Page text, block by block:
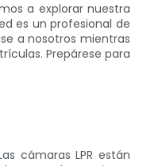
a explorar nuestra
es un profesional de
a nosotros mientras
Prepárese para
cámaras LPR están